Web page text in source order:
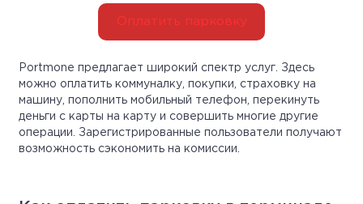
Оплатить парковку
Portmone предлагает широкий спектр услуг. Здесь
можно оплатить коммуналку, покупки, страховку на
машину, пополнить мобильный телефон, перекинуть
деньги с карты на карту и совершить многие другие
операции. Зарегистрированные пользователи получают
возможность сэкономить на комиссии.